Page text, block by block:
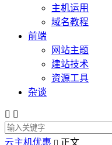
主机运用
域名教程
前端
网站主题
建站技术
资源工具
杂谈
 
云主机优惠  正文